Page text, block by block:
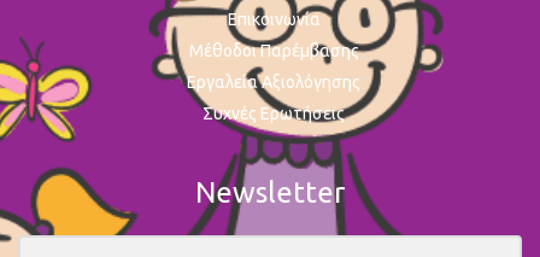
Επικοινωνία
Μέθοδοι Παρέμβασης
Εργαλεία Αξιολόγησης
Συχνές Ερωτήσεις
Newsletter